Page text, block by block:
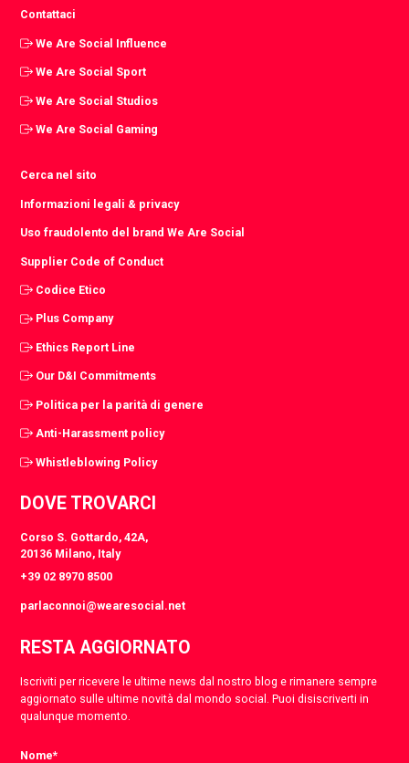
Contattaci
We Are Social Influence
We Are Social Sport
We Are Social Studios
We Are Social Gaming
Cerca nel sito
Informazioni legali & privacy
Uso fraudolento del brand We Are Social
Supplier Code of Conduct
Codice Etico
Plus Company
Ethics Report Line
Our D&I Commitments
Politica per la parità di genere
Anti-Harassment policy
Whistleblowing Policy
DOVE TROVARCI
Corso S. Gottardo, 42A,
20136 Milano, Italy
+39 02 8970 8500
parlaconnoi@wearesocial.net
RESTA AGGIORNATO
Iscriviti per ricevere le ultime news dal nostro blog e rimanere sempre
aggiornato sulle ultime novità dal mondo social. Puoi disiscriverti in
qualunque momento.
Nome*